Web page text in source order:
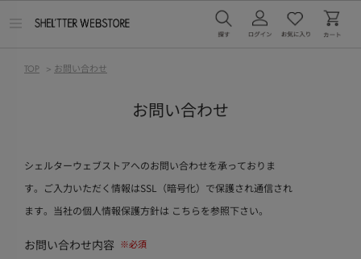
TOP > お問い合わせ
お問い合わせ
シェルターウェブストアへのお問い合わせを承っておりま
す。ご入力いただく情報はSSL（暗号化）で保護され通信され
ます。当社の個人情報保護方針は こちらを参照下さい。
お問い合わせ内容